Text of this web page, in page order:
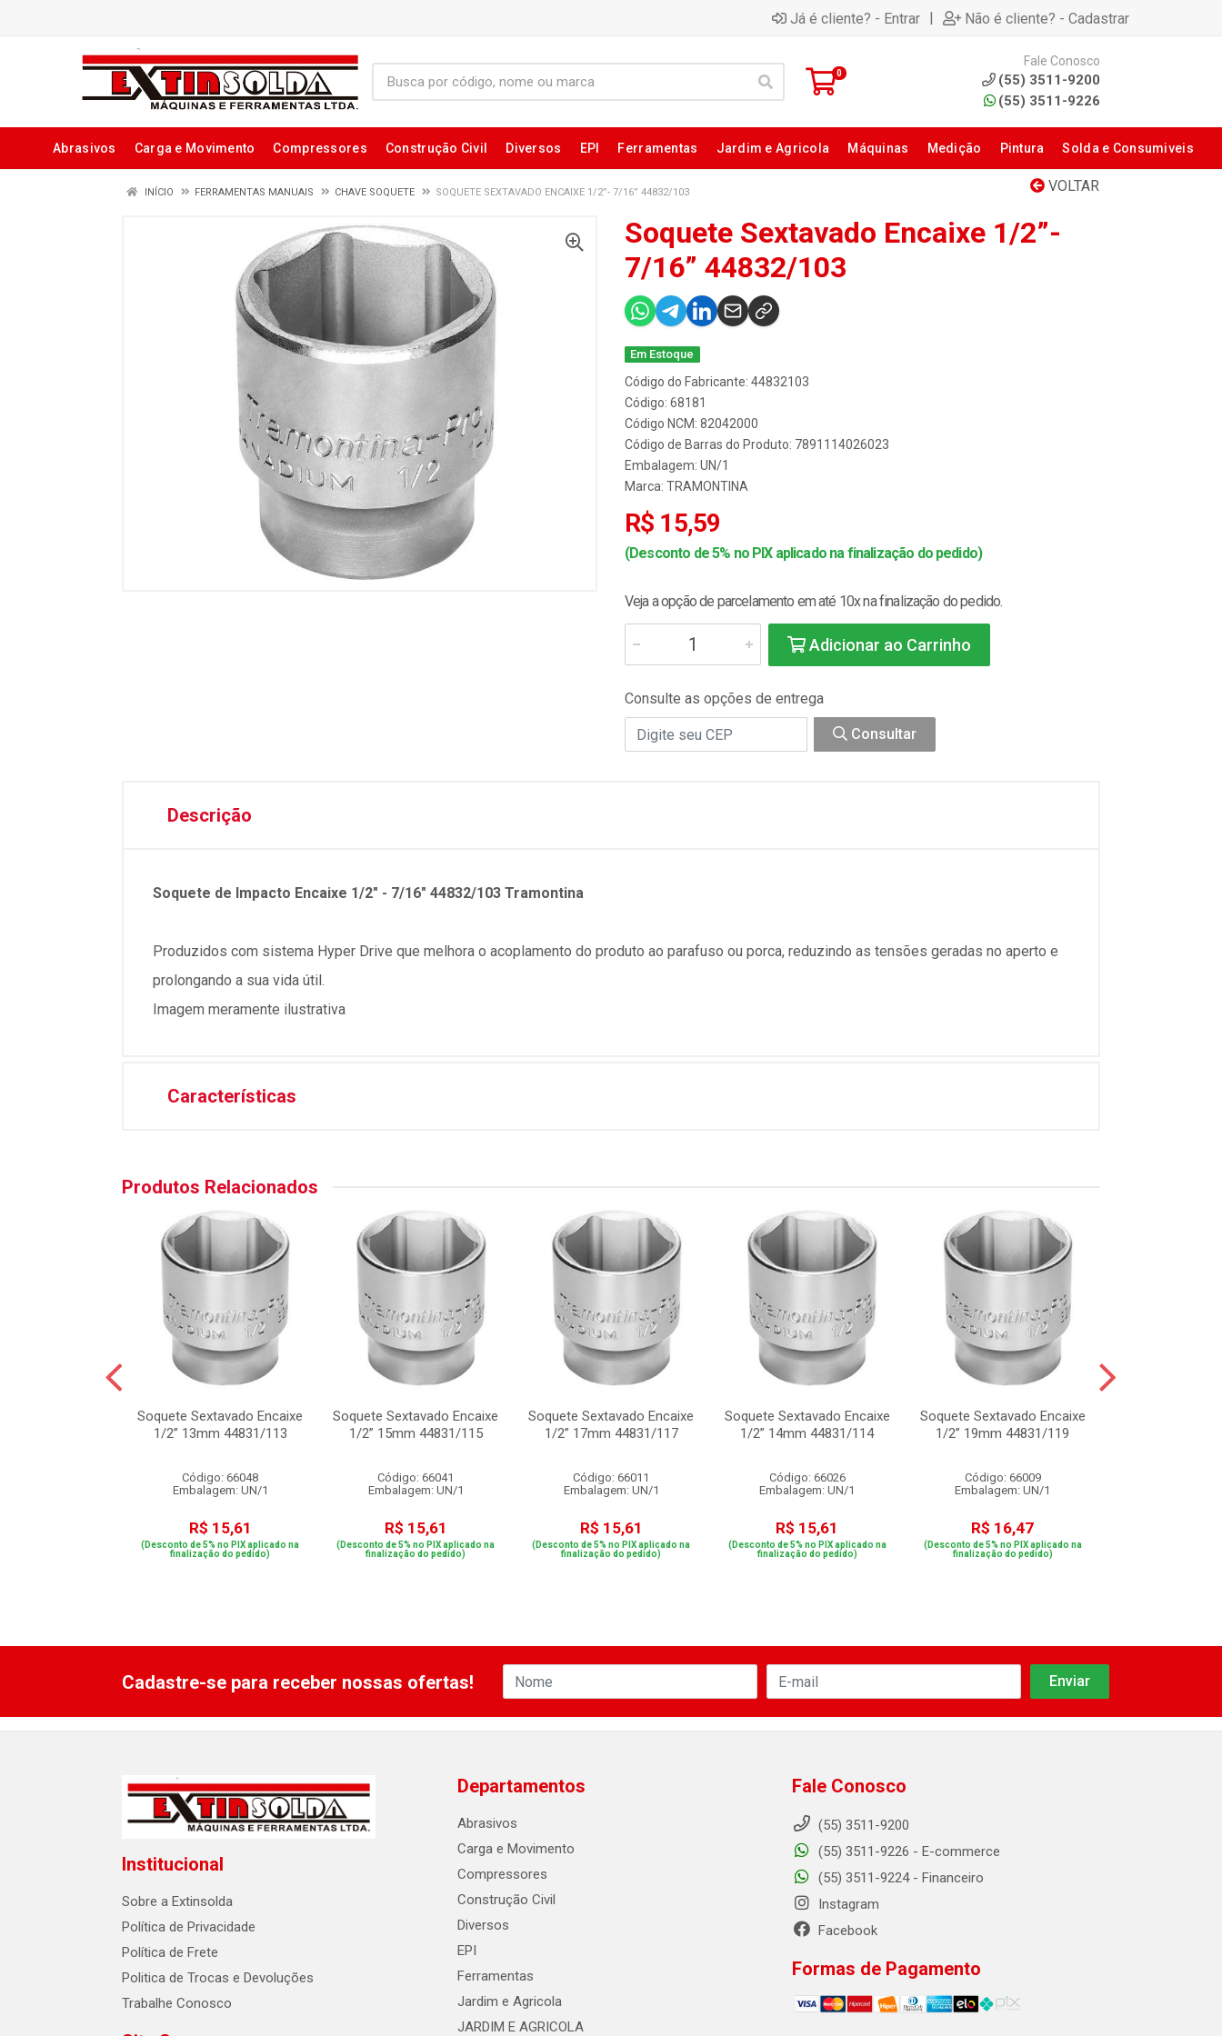
Já é cliente? - Entrar | Não é cliente? - Cadastrar
0
Fale Conosco
(55) 3511-9200
(55) 3511-9226
Abrasivos Carga e Movimento Compressores Construção Civil Diversos EPI Ferramentas Jardim e Agricola Máquinas Medição Pintura Solda e Consumiveis
VOLTAR
INÍCIO FERRAMENTAS MANUAIS CHAVE SOQUETE SOQUETE SEXTAVADO ENCAIXE 1/2”- 7/16” 44832/103
Soquete Sextavado Encaixe 1/2”-
7/16” 44832/103
Em Estoque
Código do Fabricante: 44832103
Código: 68181
Código NCM: 82042000
Código de Barras do Produto: 7891114026023
Embalagem: UN/1
Marca: TRAMONTINA
R$ 15,59
(Desconto de 5% no PIX aplicado na finalização do pedido)
Veja a opção de parcelamento em até 10x na finalização do pedido.
Adicionar ao Carrinho
Consulte as opções de entrega
Consultar
Descrição
Soquete de Impacto Encaixe 1/2" - 7/16" 44832/103 Tramontina
Produzidos com sistema Hyper Drive que melhora o acoplamento do produto ao parafuso ou porca, reduzindo as tensões geradas no aperto e
prolongando a sua vida útil.
Imagem meramente ilustrativa
Características
Produtos Relacionados
Soquete Sextavado Encaixe
1/2” 13mm 44831/113
Código: 66048
Embalagem: UN/1
R$ 15,61
(Desconto de 5% no PIX aplicado na
finalização do pedido)
Soquete Sextavado Encaixe
1/2” 15mm 44831/115
Código: 66041
Embalagem: UN/1
R$ 15,61
(Desconto de 5% no PIX aplicado na
finalização do pedido)
Soquete Sextavado Encaixe
1/2” 17mm 44831/117
Código: 66011
Embalagem: UN/1
R$ 15,61
(Desconto de 5% no PIX aplicado na
finalização do pedido)
Soquete Sextavado Encaixe
1/2” 14mm 44831/114
Código: 66026
Embalagem: UN/1
R$ 15,61
(Desconto de 5% no PIX aplicado na
finalização do pedido)
Soquete Sextavado Encaixe
1/2” 19mm 44831/119
Código: 66009
Embalagem: UN/1
R$ 16,47
(Desconto de 5% no PIX aplicado na
finalização do pedido)
Cadastre-se para receber nossas ofertas!
Institucional
Sobre a Extinsolda
Política de Privacidade
Política de Frete
Politica de Trocas e Devoluções
Trabalhe Conosco
Departamentos
Abrasivos
Carga e Movimento
Compressores
Construção Civil
Diversos
EPI
Ferramentas
Jardim e Agricola
JARDIM E AGRICOLA
Fale Conosco
(55) 3511-9200
(55) 3511-9226 - E-commerce
(55) 3511-9224 - Financeiro
Instagram
Facebook
Formas de Pagamento